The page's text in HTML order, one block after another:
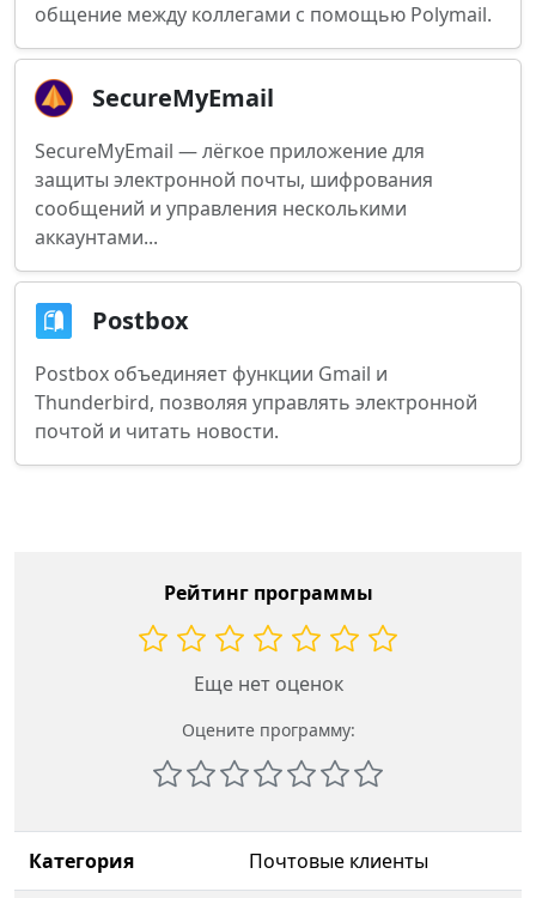
общение между коллегами с помощью Polymail.
SecureMyEmail
SecureMyEmail — лёгкое приложение для
защиты электронной почты, шифрования
сообщений и управления несколькими
аккаунтами...
Postbox
Postbox объединяет функции Gmail и
Thunderbird, позволяя управлять электронной
почтой и читать новости.
Рейтинг программы
Еще нет оценок
Оцените программу:
Категория Почтовые клиенты